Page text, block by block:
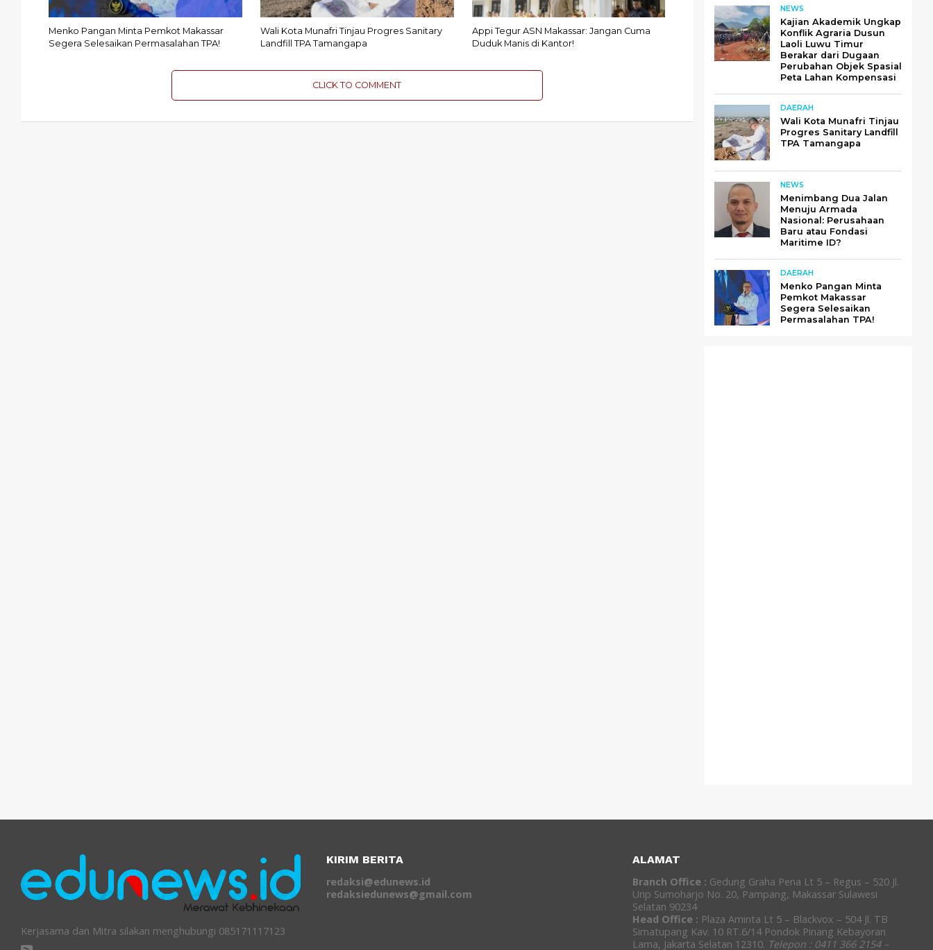
Menko Pangan Minta Pemkot Makassar
Segera Selesaikan Permasalahan TPA!
Wali Kota Munafri Tinjau Progres Sanitary
Landfill TPA Tamangapa
Appi Tegur ASN Makassar: Jangan Cuma
Duduk Manis di Kantor!
CLICK TO COMMENT
NEWS
Kajian Akademik Ungkap
Konflik Agraria Dusun
Laoli Luwu Timur
Berakar dari Dugaan
Perubahan Objek Spasial
Peta Lahan Kompensasi
DAERAH
Wali Kota Munafri Tinjau
Progres Sanitary Landfill
TPA Tamangapa
NEWS
Menimbang Dua Jalan
Menuju Armada
Nasional: Perusahaan
Baru atau Fondasi
Maritime ID?
DAERAH
Menko Pangan Minta
Pemkot Makassar
Segera Selesaikan
Permasalahan TPA!
Kerjasama dan Mitra silakan menghubungi 085171117123
KIRIM BERITA
redaksi@edunews.id
redaksiedunews@gmail.com
ALAMAT
Branch Office : Gedung Graha Pena Lt 5 – Regus – 520 Jl.
Urip Sumoharjo No. 20, Pampang, Makassar Sulawesi
Selatan 90234
Head Office : Plaza Aminta Lt 5 – Blackvox – 504 Jl. TB
Simatupang Kav. 10 RT.6/14 Pondok Pinang Kebayoran
Lama, Jakarta Selatan 12310. Telepon : 0411 366 2154 –